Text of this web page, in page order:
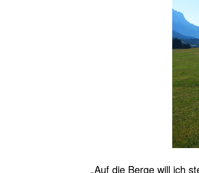
„Auf die Berge will ich